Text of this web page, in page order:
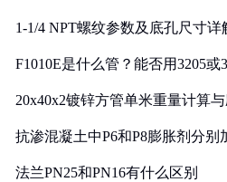
1-1/4 NPT螺纹参数及底孔尺寸详
F1010E是什么管？能否用3205或
20x40x2镀锌方管单米重量计算
抗渗混凝土中P6和P8膨胀剂分别
法兰PN25和PN16有什么区别